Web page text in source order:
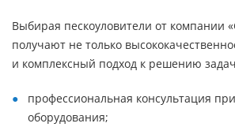
Выбирая пескоуловители от компании
получают не только
и комплексный подход к решению
профессиональная консультация
оборудования;